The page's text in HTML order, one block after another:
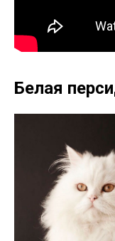
Белая